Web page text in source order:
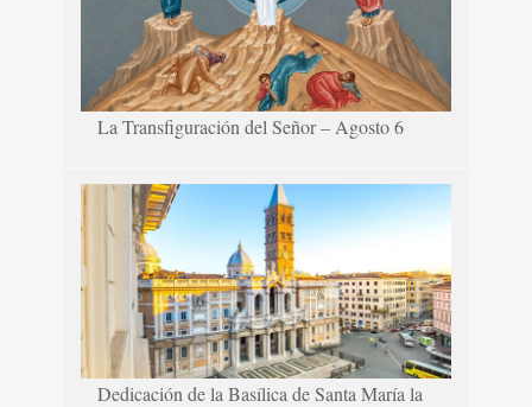
La Transfiguración del Señor – Agosto 6
Dedicación de la Basílica de Santa María la